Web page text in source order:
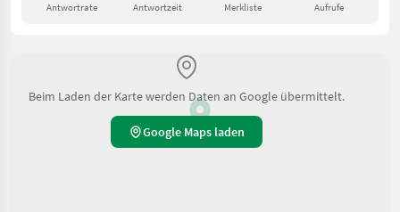
Antwortrate Antwortzeit Merkliste Aufrufe
Beim Laden der Karte werden Daten an Google übermittelt.
Google Maps laden